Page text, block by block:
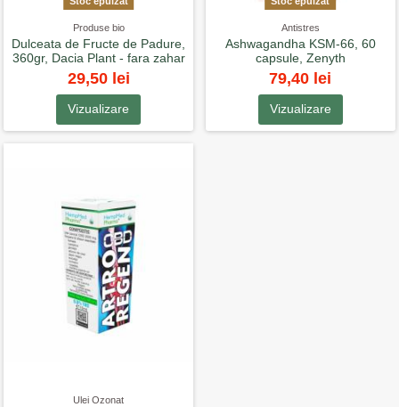
Produse bio
Dulceata de Fructe de Padure,
360gr, Dacia Plant - fara zahar
29,50 lei
Vizualizare
Antistres
Ashwagandha KSM-66, 60
capsule, Zenyth
79,40 lei
Vizualizare
Ulei Ozonat